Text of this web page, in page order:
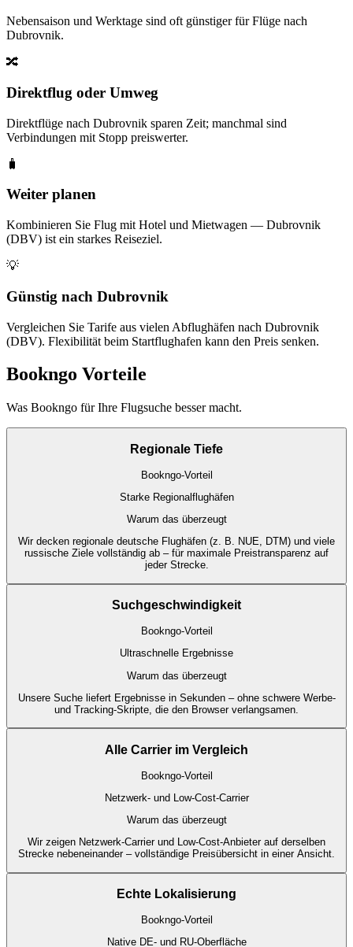
Nebensaison und Werktage sind oft günstiger für Flüge nach
Dubrovnik.
🔀
Direktflug oder Umweg
Direktflüge nach Dubrovnik sparen Zeit; manchmal sind
Verbindungen mit Stopp preiswerter.
🧳
Weiter planen
Kombinieren Sie Flug mit Hotel und Mietwagen — Dubrovnik
(DBV) ist ein starkes Reiseziel.
💡
Günstig nach Dubrovnik
Vergleichen Sie Tarife aus vielen Abflughäfen nach Dubrovnik
(DBV). Flexibilität beim Startflughafen kann den Preis senken.
Bookngo Vorteile
Was Bookngo für Ihre Flugsuche besser macht.
Regionale Tiefe
Bookngo-Vorteil
Starke Regionalflughäfen
Warum das überzeugt
Wir decken regionale deutsche Flughäfen (z. B. NUE, DTM) und viele
russische Ziele vollständig ab – für maximale Preistransparenz auf
jeder Strecke.
Suchgeschwindigkeit
Bookngo-Vorteil
Ultraschnelle Ergebnisse
Warum das überzeugt
Unsere Suche liefert Ergebnisse in Sekunden – ohne schwere Werbe-
und Tracking-Skripte, die den Browser verlangsamen.
Alle Carrier im Vergleich
Bookngo-Vorteil
Netzwerk- und Low-Cost-Carrier
Warum das überzeugt
Wir zeigen Netzwerk-Carrier und Low-Cost-Anbieter auf derselben
Strecke nebeneinander – vollständige Preisübersicht in einer Ansicht.
Echte Lokalisierung
Bookngo-Vorteil
Native DE- und RU-Oberfläche